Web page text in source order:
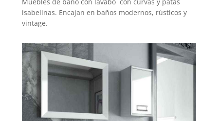
isabelinas. Encajan en baños modernos, rústicos y
vintage.